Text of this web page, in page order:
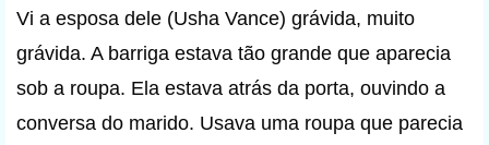
Vi a esposa dele (Usha Vance) grávida, muito
grávida. A barriga estava tão grande que aparecia
sob a roupa. Ela estava atrás da porta, ouvindo a
conversa do marido. Usava uma roupa que parecia